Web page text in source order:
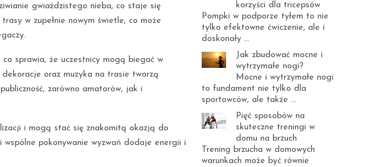
gwiaździstego nieba, co staje się
w zupełnie nowym świetle, co może
sprawia, że uczestnicy mogą biegać w
oraz muzyka na trasie tworzą
zarówno amatorów, jak i
i mogą stać się znakomitą okazją do
wspólne pokonywanie wyzwań dodaje energii i
korzyści dla tricepsów
Pompki w podporze tyłem to nie
tylko efektowne ćwiczenie, ale i
doskonały …
Jak zbudować mocne i
wytrzymałe nogi?
Mocne i wytrzymałe nogi
to fundament nie tylko dla
sportowców, ale także …
Pięć sposobów na
skuteczne treningi w
domu na brzuch
Trening brzucha w domowych
warunkach może być równie